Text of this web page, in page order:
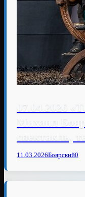
07.04.2026
Михаил
спектакль,
11.03.2026Боярский0